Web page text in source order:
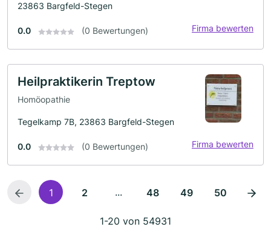
23863 Bargfeld-Stegen
0.0 (0 Bewertungen) Firma bewerten
Heilpraktikerin Treptow
Homöopathie
Tegelkamp 7B, 23863 Bargfeld-Stegen
0.0 (0 Bewertungen) Firma bewerten
1 2 ... 48 49 50
1-20 von 54931